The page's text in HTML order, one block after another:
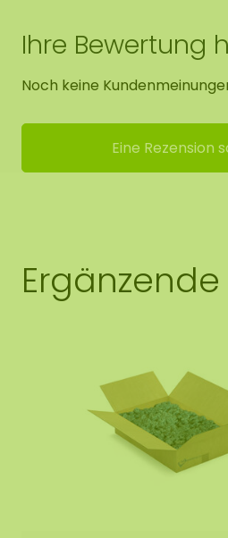
Ihre Bewertung
Noch keine
Eine Rezension